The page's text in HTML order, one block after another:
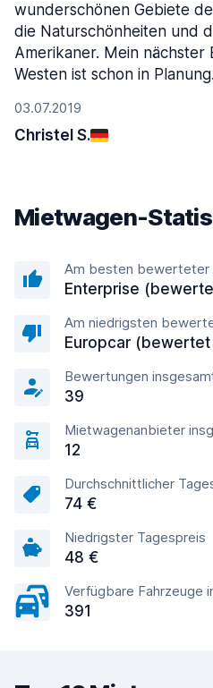
03.07.2019
Christel S.
wunderschönen Gebiete
die Naturschönheiten und
Amerikaner. Mein nächster
Westen ist schon in Planung.
Mietwagen-
Am besten bewerteter
Enterprise
Am niedrigsten
Europcar
Bewertungen
39
Mietwagenanbieter
12
Durchschnittlicher
74 €
Niedrigster Tagespreis
48 €
Verfügbare Fahrzeuge
391